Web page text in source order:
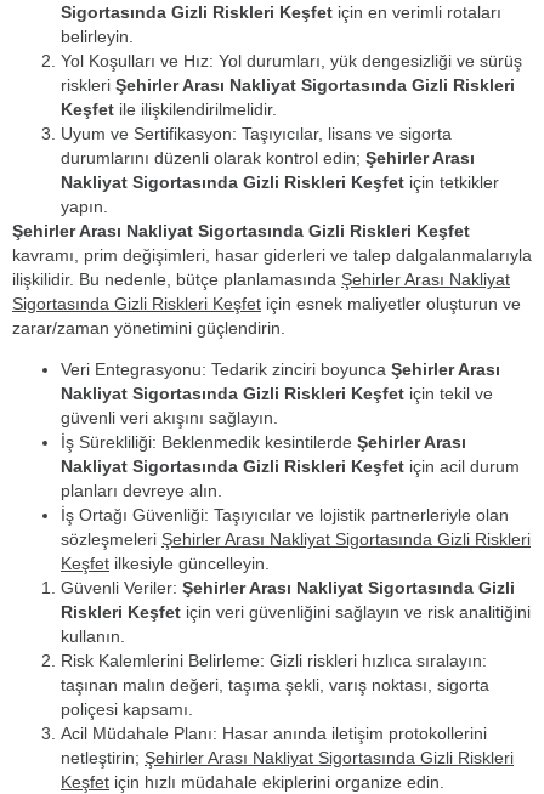
Sigortasında Gizli Riskleri Keşfet için en verimli rotaları
belirleyin.
Yol Koşulları ve Hız: Yol durumları, yük dengesizliği ve sürüş
riskleri Şehirler Arası Nakliyat Sigortasında Gizli Riskleri
Keşfet ile ilişkilendirilmelidir.
Uyum ve Sertifikasyon: Taşıyıcılar, lisans ve sigorta
durumlarını düzenli olarak kontrol edin; Şehirler Arası
Nakliyat Sigortasında Gizli Riskleri Keşfet için tetkikler
yapın.
Şehirler Arası Nakliyat Sigortasında Gizli Riskleri Keşfet
kavramı, prim değişimleri, hasar giderleri ve talep dalgalanmalarıyla
ilişkilidir. Bu nedenle, bütçe planlamasında Şehirler Arası Nakliyat
Sigortasında Gizli Riskleri Keşfet için esnek maliyetler oluşturun ve
zarar/zaman yönetimini güçlendirin.
Veri Entegrasyonu: Tedarik zinciri boyunca Şehirler Arası
Nakliyat Sigortasında Gizli Riskleri Keşfet için tekil ve
güvenli veri akışını sağlayın.
İş Sürekliliği: Beklenmedik kesintilerde Şehirler Arası
Nakliyat Sigortasında Gizli Riskleri Keşfet için acil durum
planları devreye alın.
İş Ortağı Güvenliği: Taşıyıcılar ve lojistik partnerleriyle olan
sözleşmeleri Şehirler Arası Nakliyat Sigortasında Gizli Riskleri
Keşfet ilkesiyle güncelleyin.
Güvenli Veriler: Şehirler Arası Nakliyat Sigortasında Gizli
Riskleri Keşfet için veri güvenliğini sağlayın ve risk analitiğini
kullanın.
Risk Kalemlerini Belirleme: Gizli riskleri hızlıca sıralayın:
taşınan malın değeri, taşıma şekli, varış noktası, sigorta
poliçesi kapsamı.
Acil Müdahale Planı: Hasar anında iletişim protokollerini
netleştirin; Şehirler Arası Nakliyat Sigortasında Gizli Riskleri
Keşfet için hızlı müdahale ekiplerini organize edin.